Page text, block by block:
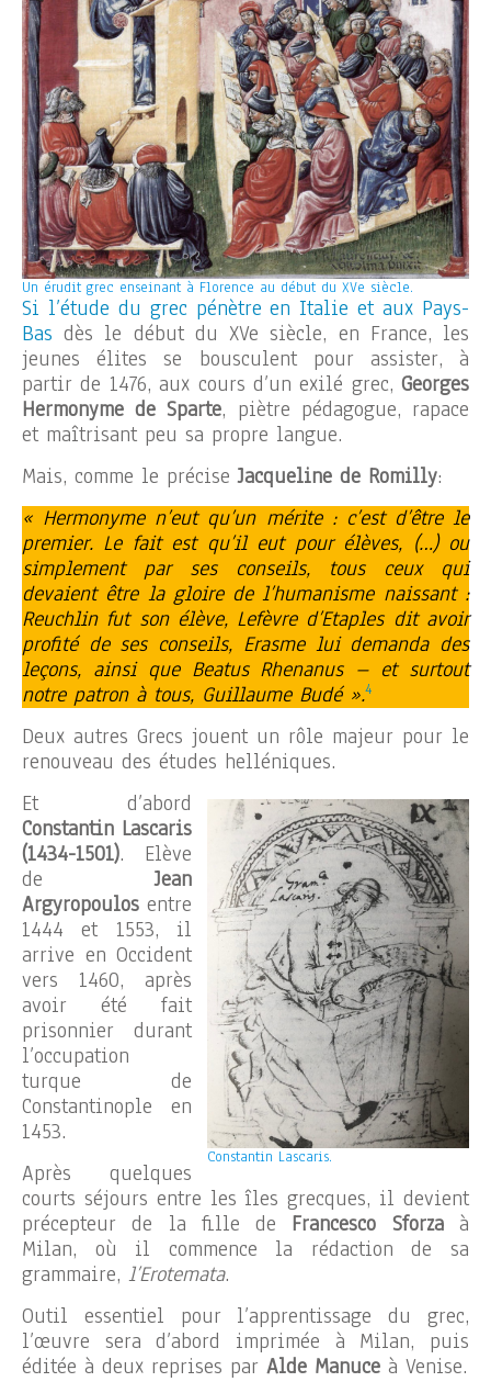
Un érudit grec enseinant à Florence au début du XVe siècle.
Si l’étude du grec pénètre en Italie et aux Pays-
Bas dès le début du XVe siècle, en France, les
jeunes élites se bousculent pour assister, à
partir de 1476, aux cours d’un exilé grec, Georges
Hermonyme de Sparte, piètre pédagogue, rapace
et maîtrisant peu sa propre langue.
Mais, comme le préciseJacqueline de Romilly:
« Hermonyme n’eut qu’un mérite : c’est d’être le
premier. Le fait est qu’il eut pour élèves, (…) ou
simplement par ses conseils, tous ceux qui
devaient être la gloire de l’humanisme naissant :
Reuchlin fut son élève, Lefèvre d’Etaples dit avoir
profité de ses conseils, Erasme lui demanda des
leçons, ainsi que Beatus Rhenanus – et surtout
notre patron à tous, Guillaume Budé ».4
Deux autres Grecs jouent un rôle majeur pour le
renouveau des études helléniques.
Constantin Lascaris.
Et d’abord
Constantin Lascaris
(1434-1501). Elève
deJean
Argyropoulos entre
1444 et 1553, il
arrive en Occident
vers 1460, après
avoir été fait
prisonnier durant
l’occupation
turque de
Constantinople en
1453.
Après quelques
courts séjours entre les îles grecques, il devient
précepteur de la fille de Francesco Sforzaà
Milan, où il commence la rédaction de sa
grammaire, l’Erotemata.
Outil essentiel pour l’apprentissage du grec,
l’œuvre sera d’abord imprimée à Milan, puis
éditée à deux reprises par Alde Manuce à Venise.